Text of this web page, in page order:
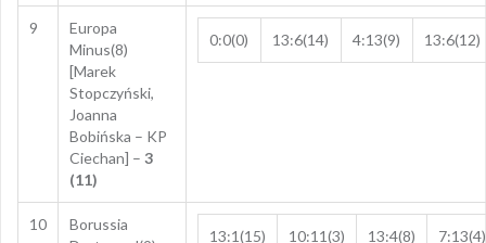
9
Europa
Minus(8)
[Marek
Stopczyński,
Joanna
Bobińska – KP
Ciechan] – 3
(11)
0:0(0) 13:6(14) 4:13(9) 13:6(12)
10
Borussia
13:1(15) 10:11(3) 13:4(8) 7:13(4)